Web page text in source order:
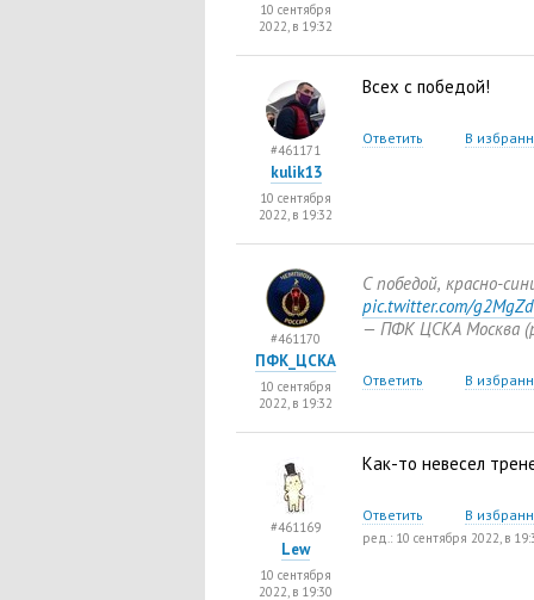
10 сентября
2022, в 19:32
Всех с победой!
Ответить В
#461171
kulik13
10 сентября
2022, в 19:32
С победой, красно-
pic.twitter.com/
— ПФК ЦСКА Москва (
Ответить В
#461170
ПФК_ЦСКА
10 сентября
2022, в 19:32
Как-то невесел
Ответить В
ред.: 10 сентября 2022, в
#461169
Lew
10 сентября
2022, в 19:30